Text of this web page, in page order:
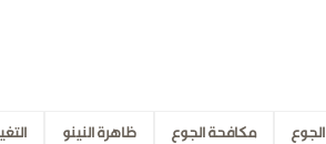
الجوع مكافحة الجوع ظاهرة النينو